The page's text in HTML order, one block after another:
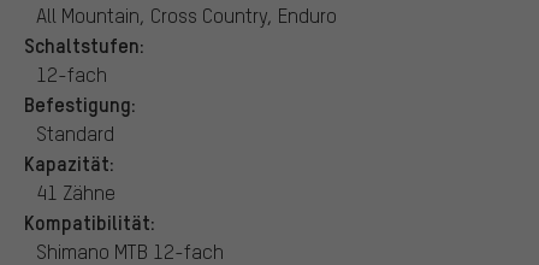
All Mountain, Cross Country, Enduro
Schaltstufen:
12-fach
Befestigung:
Standard
Kapazität:
41 Zähne
Kompatibilität:
Shimano MTB 12-fach